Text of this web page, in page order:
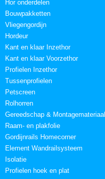
Hor onderdelen
Bouwpakketten
Vliegengordijn
Hordeur
Kant en klaar Inzethor
Kant en klaar Voorzethor
Profielen Inzethor
Tussenprofielen
Petscreen
Rolhorren
Gereedschap & Montagemateriaal
Raam- en plakfolie
Gordijnrails Homecorner
Element Wandrailsysteem
Isolatie
Profielen hoek en plat